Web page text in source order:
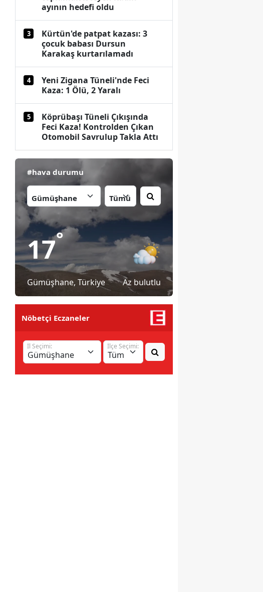
ayının hedefi oldu
3
Kürtün'de patpat kazası: 3
çocuk babası Dursun
Karakaş kurtarılamadı
4
Yeni Zigana Tüneli'nde Feci
Kaza: 1 Ölü, 2 Yaralı
5
Köprübaşı Tüneli Çıkışında
Feci Kaza! Kontrolden Çıkan
Otomobil Savrulup Takla Attı
#hava durumu
17°
Gümüşhane, Türkiye Az bulutlu
Nöbetçi Eczaneler
İl Seçimi: İlçe Seçimi: